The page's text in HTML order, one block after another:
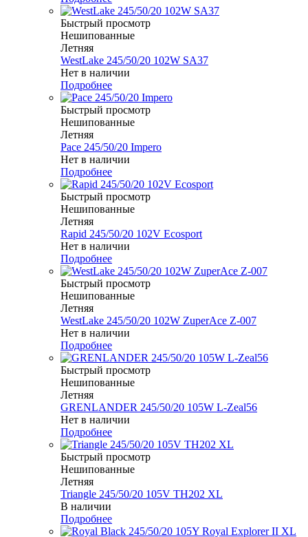
Быстрый просмотр
Нешипованные
Летняя
WestLake 245/50/20 102W SA37
Нет в наличии
Подробнее
Быстрый просмотр
Нешипованные
Летняя
Pace 245/50/20 Impero
Нет в наличии
Подробнее
Быстрый просмотр
Нешипованные
Летняя
Rapid 245/50/20 102V Ecosport
Нет в наличии
Подробнее
Быстрый просмотр
Нешипованные
Летняя
WestLake 245/50/20 102W ZuperAce Z-007
Нет в наличии
Подробнее
Быстрый просмотр
Нешипованные
Летняя
GRENLANDER 245/50/20 105W L-Zeal56
Нет в наличии
Подробнее
Быстрый просмотр
Нешипованные
Летняя
Triangle 245/50/20 105V TH202 XL
В наличии
Подробнее